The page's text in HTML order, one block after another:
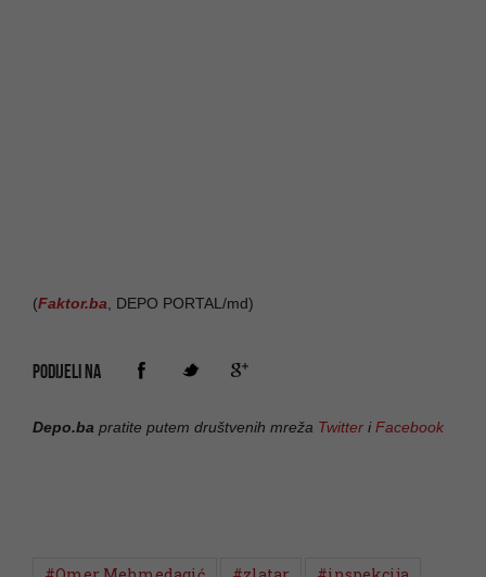
(Faktor.ba , DEPO PORTAL/md)
PODIJELI NA
Depo.ba pratite putem društvenih mreža Twitter iFacebook